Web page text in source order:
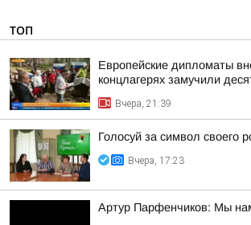
ТОП
Европейские дипломаты
концлагерях замучили
Вчера, 21:39
Голосуй за символ своего
Вчера, 17:23
Артур Парфенчиков: Мы